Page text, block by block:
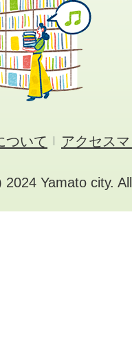
ついて アクセス
2024 Yamato city.